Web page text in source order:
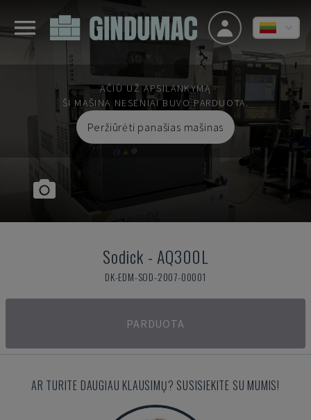
AČIŪ UŽ APSILANKYMĄ
ŠI MAŠINA NESENIAI BUVO PARDUOTA.
Peržiūrėti panašias mašinas
Sodick - AQ300L
DK-EDM-SOD-2007-00001
PARDUOTA
AR TURITE DAUGIAU KLAUSIMŲ? SUSISIEKITE SU MUMIS!